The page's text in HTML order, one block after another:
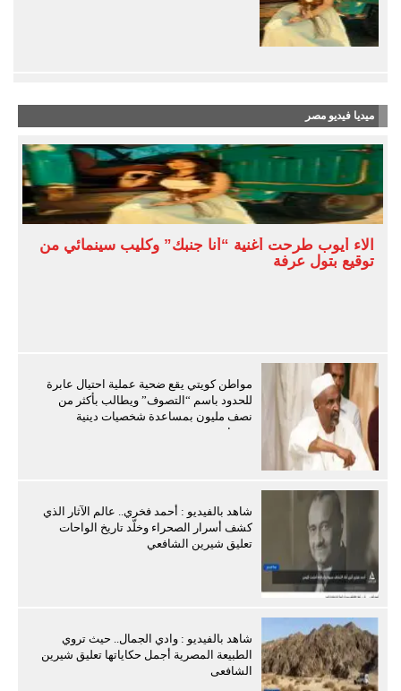
ميديا فيديو مصر
آلاء أيوب طرحت أغنية “أنا جنبك” وكليب سينمائي من
توقيع بتول عرفة
مواطن كويتي يقع ضحية عملية احتيال عابرة
للحدود باسم “التصوف” ويطالب بأكثر من
نصف مليون بمساعدة شخصيات دينية
سودانية
شاهد بالفيديو : أحمد فخري.. عالم الآثار الذي
كشف أسرار الصحراء وخلّد تاريخ الواحات
تعليق شيرين الشافعي
شاهد بالفيديو : وادي الجمال.. حيث تروي
الطبيعة المصرية أجمل حكاياتها تعليق شيرين
الشافعى